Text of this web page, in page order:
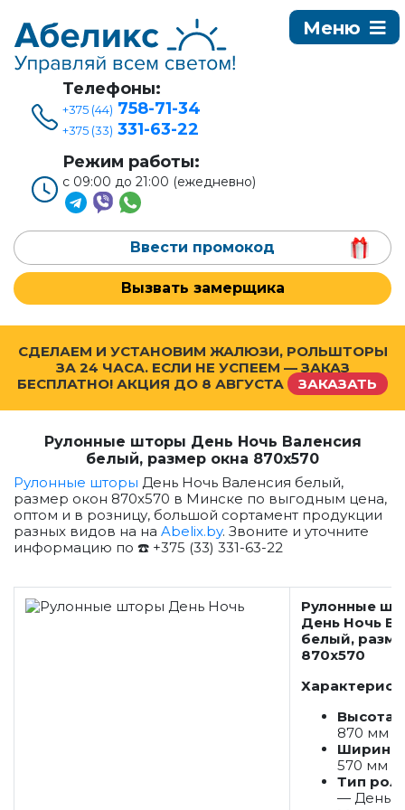
Телефоны:
+375 (44) 758-71-34
+375 (33) 331-63-22
Режим работы:
с 09:00 до 21:00 (ежедневно)
Ввести промокод
Вызвать замерщика
СДЕЛАЕМ И УСТАНОВИМ ЖАЛЮЗИ, РОЛЬШТОРЫ
ЗА 24 ЧАСА. ЕСЛИ НЕ УСПЕЕМ — ЗАКАЗ
БЕСПЛАТНО! АКЦИЯ ДО 8 АВГУСТА ЗАКАЗАТЬ
Рулонные шторы День Ночь Валенсия
белый, размер окна 870x570
Рулонные шторы День Ночь Валенсия белый,
размер окон 870x570 в Минске по выгодным цена,
оптом и в розницу, большой сортамент продукции
разных видов на на Abelix.by. Звоните и уточните
информацию по ☎️ +375 (33) 331-63-22
Рулонные
День Ночь
белый,
870x570
Высота
870 мм
Ширина
570 мм
Тип
— День